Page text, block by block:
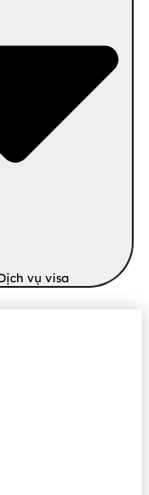
vụ visa